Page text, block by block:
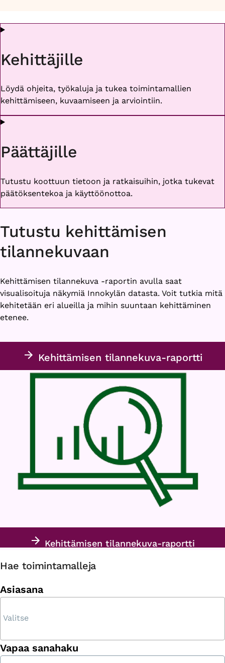
Kehittäjille
Löydä ohjeita, työkaluja ja tukea toimintamallien
kehittämiseen, kuvaamiseen ja arviointiin.
Päättäjille
Tutustu koottuun tietoon ja ratkaisuihin, jotka tukevat
päätöksentekoa ja käyttöönottoa.
Tutustu kehittämisen
tilannekuvaan
Kehittämisen tilannekuva -raportin avulla saat
visualisoituja näkymiä Innokylän datasta. Voit tutkia mitä
kehitetään eri alueilla ja mihin suuntaan kehittäminen
etenee.
Kehittämisen tilannekuva-raportti
Kehittämisen tilannekuva-raportti
Hae toimintamalleja
Asiasana
Vapaa sanahaku